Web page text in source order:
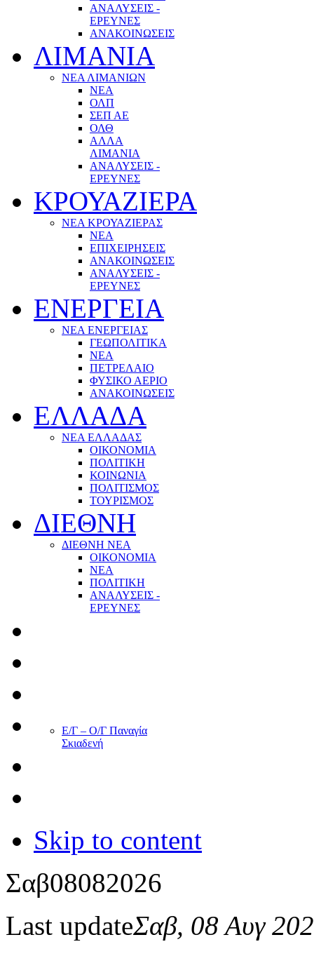
ΑΝΑΛΥΣΕΙΣ -
ΕΡΕΥΝΕΣ
ΑΝΑΚΟΙΝΩΣΕΙΣ
ΛΙΜΑΝΙΑ
ΝΕΑ ΛΙΜΑΝΙΩΝ
ΝΕΑ
ΟΛΠ
ΣΕΠ ΑΕ
ΟΛΘ
ΑΛΛΑ
ΛΙΜΑΝΙΑ
ΑΝΑΛΥΣΕΙΣ -
ΕΡΕΥΝΕΣ
ΚΡΟΥΑΖΙΕΡΑ
ΝΕΑ ΚΡΟΥΑΖΙΕΡΑΣ
NEA
ΕΠΙΧΕΙΡΗΣΕΙΣ
ΑΝΑΚΟΙΝΩΣΕΙΣ
ΑΝΑΛΥΣΕΙΣ -
ΕΡΕΥΝΕΣ
ΕΝΕΡΓΕΙΑ
ΝΕΑ ΕΝΕΡΓΕΙΑΣ
ΓΕΩΠΟΛΙΤΙΚΑ
ΝΕΑ
ΠΕΤΡΕΛΑΙΟ
ΦΥΣΙΚΟ ΑΕΡΙΟ
ΑΝΑΚΟΙΝΩΣΕΙΣ
ΕΛΛΑΔΑ
ΝΕΑ ΕΛΛΑΔΑΣ
ΟΙΚΟΝΟΜΙΑ
ΠΟΛΙΤΙΚΗ
ΚΟΙΝΩΝΙΑ
ΠΟΛΙΤΙΣΜΟΣ
ΤΟΥΡΙΣΜΟΣ
ΔΙΕΘΝΗ
ΔΙΕΘΝΗ ΝΕΑ
ΟΙΚΟΝΟΜΙΑ
ΝΕΑ
ΠΟΛΙΤΙΚΗ
ΑΝΑΛΥΣΕΙΣ -
ΕΡΕΥΝΕΣ
Ε/Γ – Ο/Γ Παναγία
Σκιαδενή
Skip to content
Σαβ08082026
Last updateΣαβ, 08 Αυγ